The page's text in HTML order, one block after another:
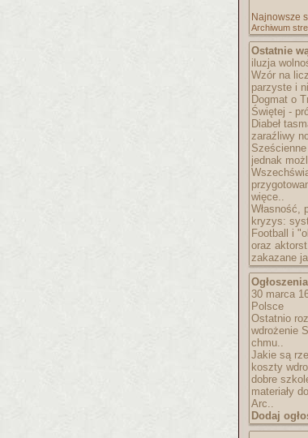
Najnowsze
Archiwum
Ostatnie
iluzja
Wzór na
parzyste i
Dogmat o
Świętej -
Diabeł
zaraźliwy
jednak
więce..
Własność,
kryzys:
Football i
oraz
zakazane
Ogłoszenia
30 marca
Polsce
Ostatnio
wdrożenie
chmu..
Jakie są
koszty
dobre
materiały
Arc..
Dodaj